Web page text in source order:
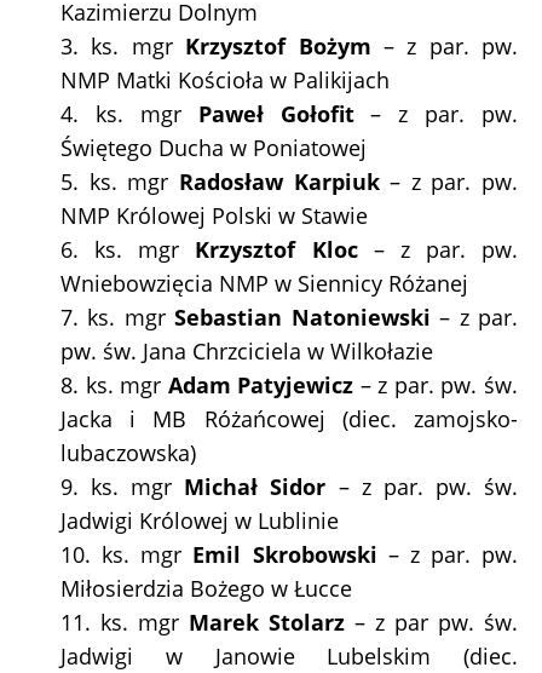
Kazimierzu Dolnym
3. ks. mgr Krzysztof Bożym – z par. pw.
NMP Matki Kościoła w Palikijach
4. ks. mgr Paweł Gołofit– z par. pw.
Świętego Ducha w Poniatowej
5. ks. mgr Radosław Karpiuk– z par. pw.
NMP Królowej Polski w Stawie
6. ks. mgr Krzysztof Kloc – z par. pw.
Wniebowzięcia NMP w Siennicy Różanej
7. ks. mgrSebastian Natoniewski– z par.
pw. św. Jana Chrzciciela w Wilkołazie
8. ks. mgr Adam Patyjewicz – z par. pw. św.
Jacka i MB Różańcowej (diec. zamojsko-
lubaczowska)
9. ks. mgr Michał Sidor – z par. pw. św.
Jadwigi Królowej w Lublinie
10. ks. mgr Emil Skrobowski – z par. pw.
Miłosierdzia Bożego w Łucce
11. ks. mgr Marek Stolarz – z par pw. św.
Jadwigi w Janowie Lubelskim (diec.